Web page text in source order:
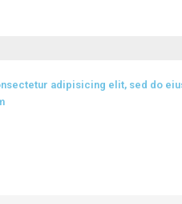
adipisicing elit, sed do